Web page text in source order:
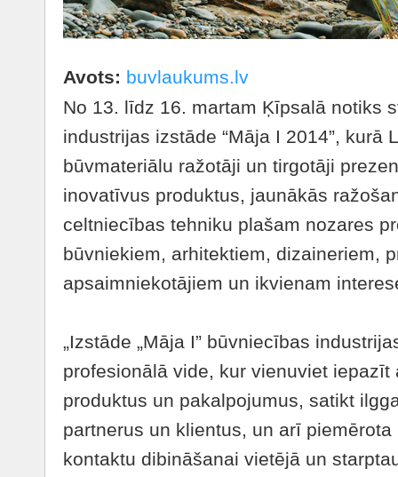
Avots: buvlaukums.lv
No 13. līdz 16. martam Ķīpsalā notiks
industrijas izstāde “Māja I 2014”, kurā
būvmateriālu ražotāji un tirgotāji
inovatīvus produktus, jaunākās
celtniecības tehniku plašam nozares
būvniekiem, arhitektiem, dizaineriem,
apsaimniekotājiem un ikvienam
„Izstāde „Māja I” būvniecības
profesionālā vide, kur vienuviet iepazīt
produktus un pakalpojumus, satikt
partnerus un klientus, un arī
kontaktu dibināšanai vietējā un